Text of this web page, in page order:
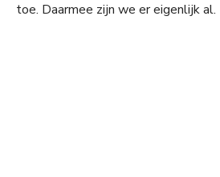
toe. Daarmee zijn we er eigenlijk al.